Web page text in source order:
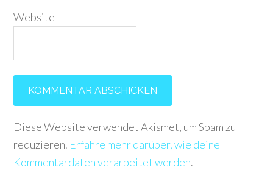
Website
Diese Website verwendet Akismet, um Spam zu
reduzieren. Erfahre mehr darüber, wie deine
Kommentardaten verarbeitet werden.